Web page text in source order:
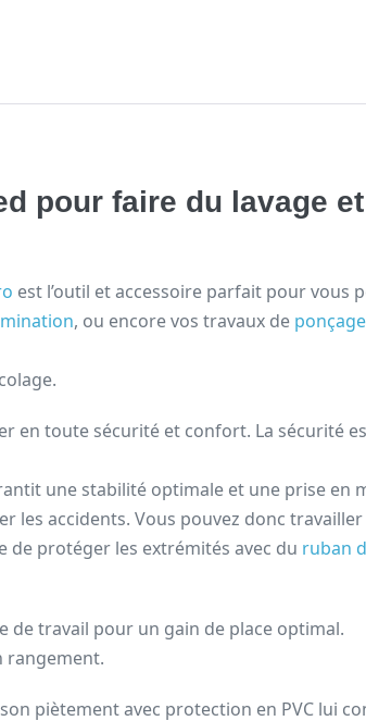
pour faire du lavage
est l’outil et accessoire parfait pour vous
, ou encore vos travaux de
en toute sécurité et confort. La sécurité
une stabilité optimale et une prise en
accidents. Vous pouvez donc
de protéger les extrémités avec du ruban
de travail pour un gain de place optimal.
rangement.
piètement avec protection en PVC lui